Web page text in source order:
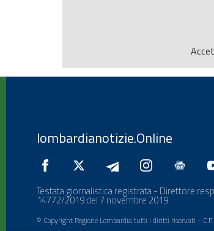
lombardianotizie.Online
Testata giornalistica registrata - Direttore
14772/2019 del 7 novembre 2019
© Copyright Regione Lombardia tutti i diritti riservati -